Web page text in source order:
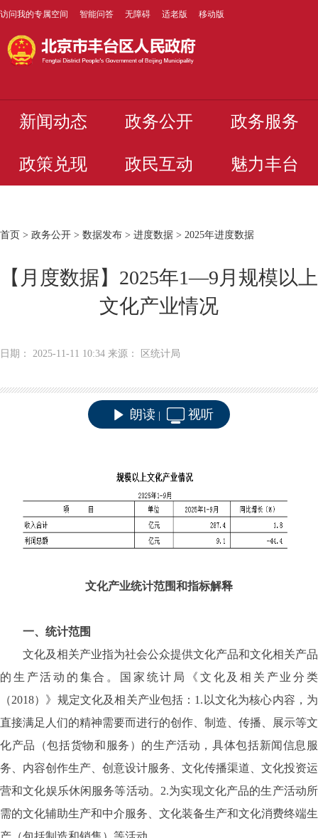
访问我的专属空间 智能问答 无障碍 适老版 移动版
新闻动态 政务公开 政务服务
政策兑现 政民互动 魅力丰台
首页 > 政务公开 > 数据发布 > 进度数据 > 2025年进度数据
【月度数据】2025年1—9月规模以上
文化产业情况
日期： 2025-11-11 10:34 来源： 区统计局
朗读 视听
文化产业统计范围和指标解释
一、统计范围
文化及相关产业指为社会公众提供文化产品和文化相关产品
的生产活动的集合。国家统计局《文化及相关产业分类
（2018）》规定文化及相关产业包括：1.以文化为核心内容，为
直接满足人们的精神需要而进行的创作、制造、传播、展示等文
化产品（包括货物和服务）的生产活动，具体包括新闻信息服
务、内容创作生产、创意设计服务、文化传播渠道、文化投资运
营和文化娱乐休闲服务等活动。2.为实现文化产品的生产活动所
需的文化辅助生产和中介服务、文化装备生产和文化消费终端生